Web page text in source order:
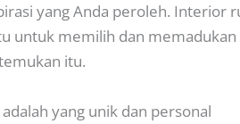
yang Anda peroleh. Interior
untuk memilih dan
itu.
yang unik dan personal